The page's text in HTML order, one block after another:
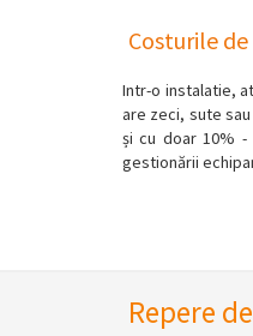
Costurile
Intr-o instalatie,
are zeci, sute
și cu doar 10% -
gestionării
Repere